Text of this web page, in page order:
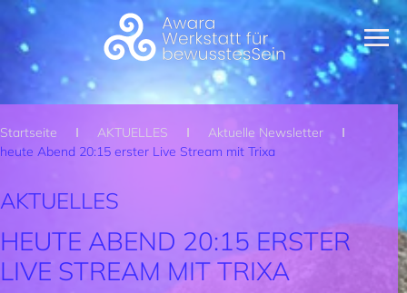
Zum Hauptinhalt springen
Startseite AKTUELLES
Aktuelle Newsletter
heute Abend 20:15 erster Live Stream mit Trixa
AKTUELLES
HEUTE ABEND 20:15 ERSTER
LIVE STREAM MIT TRIXA